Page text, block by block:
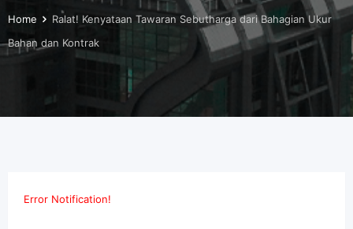
Home
Ralat! Kenyataan Tawaran Sebutharga dari Bahagian Ukur
Bahan dan Kontrak
Error Notification!